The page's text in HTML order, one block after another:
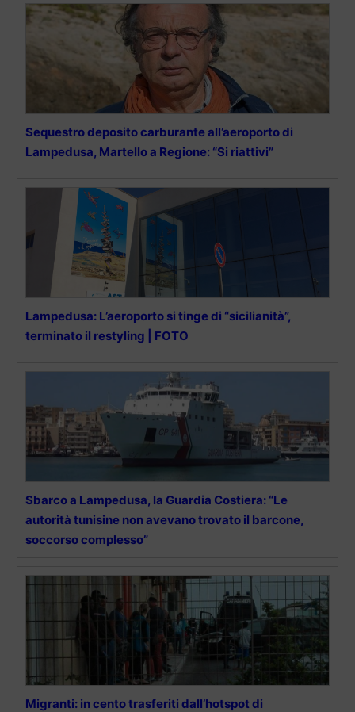
Sequestro deposito carburante all’aeroporto di
Lampedusa, Martello a Regione: “Si riattivi”
Lampedusa: L’aeroporto si tinge di “sicilianità”,
terminato il restyling | FOTO
Sbarco a Lampedusa, la Guardia Costiera: “Le
autorità tunisine non avevano trovato il barcone,
soccorso complesso”
Migranti: in cento trasferiti dall’hotspot di